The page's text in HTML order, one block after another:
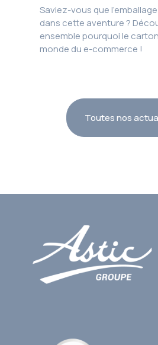
Saviez-vous que
dans cette aventure ?
ensemble pourquoi le
monde du e-commerce !
Toutes nos